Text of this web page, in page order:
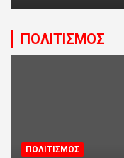
ΠΟΛΙΤΙΣΜΟΣ
ΠΟΛΙΤΙΣΜΟΣ